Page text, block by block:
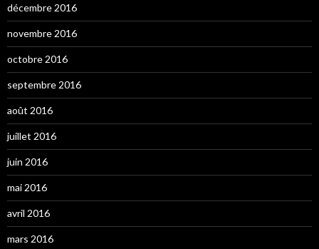
décembre 2016
novembre 2016
octobre 2016
septembre 2016
août 2016
juillet 2016
juin 2016
mai 2016
avril 2016
mars 2016